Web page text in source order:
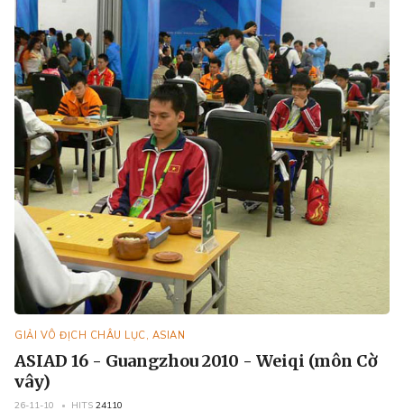
GIẢI VÔ ĐỊCH CHÂU LỤC, ASIAN
ASIAD 16 - Guangzhou 2010 - Weiqi (môn Cờ
vây)
26-11-10 HITS 24110